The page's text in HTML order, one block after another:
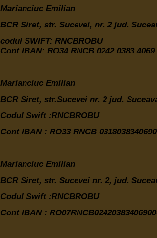
Marianciuc Emilian
BCR Siret, str. Sucevei, nr. 2 jud.
codul SWIFT: RNCBROBU
Cont IBAN: RO34 RNCB 0242 0383 4069
Marianciuc Emilian
BCR Siret, str.Sucevei nr. 2 jud.
Codul Swift :RNCBROBU
Cont IBAN : RO33 RNCB
Marianciuc Emilian
BCR Siret, str. Sucevei nr. 2, jud.
Codul Swift :RNCBROBU
Cont IBAN :